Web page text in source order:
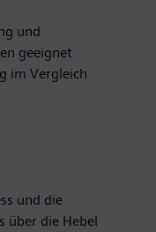
und
geeignet
im Vergleich
und die
über die Hebel